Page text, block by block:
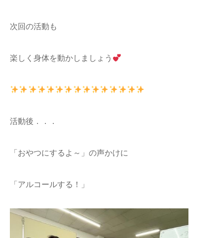
次回の活動も
楽しく身体を動かしましょう
活動後．．．
「おやつにするよ～」の声かけに
「アルコールする！」